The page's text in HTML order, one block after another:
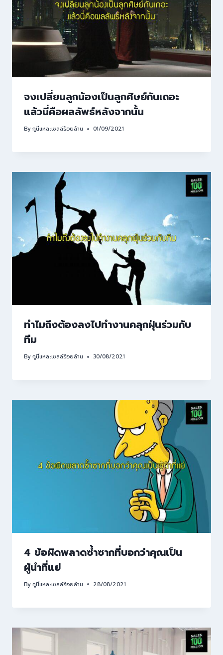
จงเปลี่ยนลูกน้องเป็นลูกศิษย์กันเถอะ
แล้วนี่คือผลลัพธ์หลังจากนั้น
Byกูนี่แหละเซลล์ร้อยล้าน 01/09/2021
ทำไมถึงต้องลงไปทำงานคลุกฝุ่นร่วมกับ
ทีม
Byกูนี่แหละเซลล์ร้อยล้าน 30/08/2021
4 ข้อผิดพลาดซ้ำซากที่บอกว่าคุณเป็น
ผู้นำที่แย่
Byกูนี่แหละเซลล์ร้อยล้าน 28/08/2021